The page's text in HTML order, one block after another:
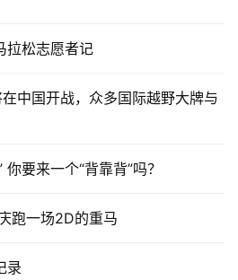
松志愿者记
中国开战，众多国际越野大牌与
要来一个“背靠背”吗？
跑一场2D的重马
录